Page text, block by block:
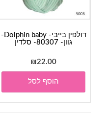
דולפין בייבי- Dolphin baby-
גוון- 80307- סלדין
₪22.00
הוסף לסל